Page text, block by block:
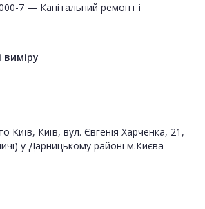
7 — Капітальний ремонт і
виміру
Київ, Київ, вул. Євгенія Харченка, 21,
у Дарницькому районі м.Києва